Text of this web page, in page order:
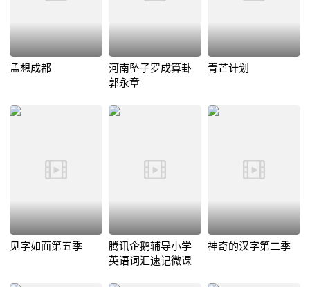
孟想成都
河南坠子罗成算卦
郭永章
青芒计划
见字如面第五季
腾讯企鹅辅导小学
英语词汇速记微课
神奇的汉字第二季